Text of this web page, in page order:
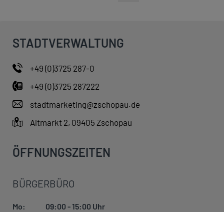
STADTVERWALTUNG
+49 (0)3725 287-0
+49 (0)3725 287222
stadtmarketing@zschopau.de
Altmarkt 2, 09405 Zschopau
ÖFFNUNGSZEITEN
BÜRGERBÜRO
Mo:
09:00 - 15:00 Uhr